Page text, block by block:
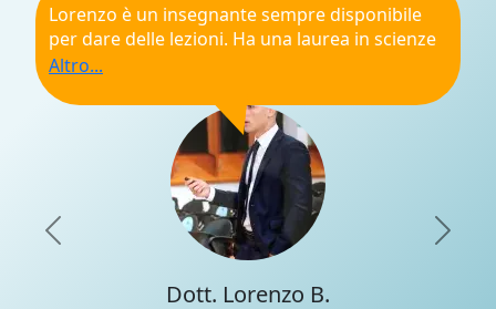
Dott. Lorenzo B.
Lorenzo è un insegnante sempre disponibile
per dare delle lezioni. Ha una laurea in scienze
statistiche e ora sta facendo una magistrale in
Data science. Se stai cercando qualcuno che ti
aiuti con statistica e con linguaggi di
programmazione per scopi statistici (R,
Python...) lui è la persona giusta!
Raccomandazione generale
Esperienza di apprendimento
Previous